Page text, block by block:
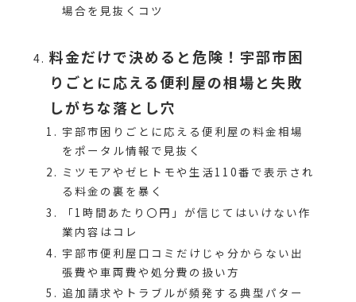
場合を見抜くコツ
料金だけで決めると危険！宇部市困
りごとに応える便利屋の相場と失敗
しがちな落とし穴
宇部市困りごとに応える便利屋の料金相場
をポータル情報で見抜く
ミツモアやゼヒトモや生活110番で表示され
る料金の裏を暴く
「1時間あたり〇円」が信じてはいけない作
業内容はコレ
宇部市便利屋口コミだけじゃ分からない出
張費や車両費や処分費の扱い方
追加請求やトラブルが頻発する典型パター